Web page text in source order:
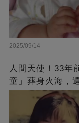
2025/09/14
人間天使！33年
童」葬身火海，
崩：真正的英雄